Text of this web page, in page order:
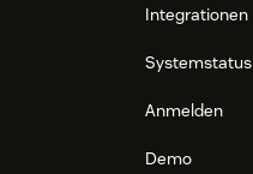
Integrationen
Systemstatus
Anmelden
Demo